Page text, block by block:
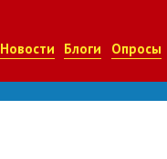
Новости Блоги Опросы